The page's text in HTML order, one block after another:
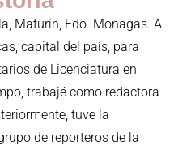
Maturín, Edo. Monagas. A
capital del país, para
de Licenciatura en
trabajé como redactora
tuve la
de reporteros de la